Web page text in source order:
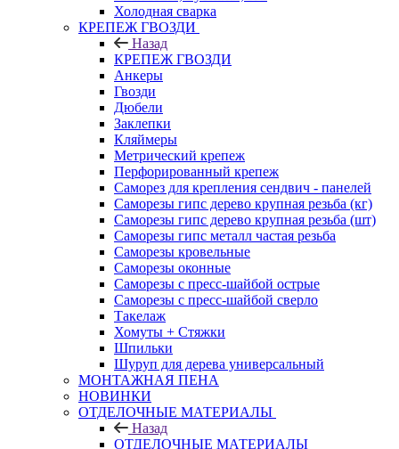
Холодная сварка
КРЕПЕЖ ГВОЗДИ
Назад
КРЕПЕЖ ГВОЗДИ
Анкеры
Гвозди
Дюбели
Заклепки
Кляймеры
Метрический крепеж
Перфорированный крепеж
Саморез для крепления сендвич - панелей
Саморезы гипс дерево крупная резьба (кг)
Саморезы гипс дерево крупная резьба (шт)
Саморезы гипс металл частая резьба
Саморезы кровельные
Саморезы оконные
Саморезы с пресс-шайбой острые
Саморезы с пресс-шайбой сверло
Такелаж
Хомуты + Стяжки
Шпильки
Шуруп для дерева универсальный
МОНТАЖНАЯ ПЕНА
НОВИНКИ
ОТДЕЛОЧНЫЕ МАТЕРИАЛЫ
Назад
ОТДЕЛОЧНЫЕ МАТЕРИАЛЫ